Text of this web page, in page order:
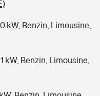
kW, Benzin, Limousine,
kW, Benzin, Limousine,